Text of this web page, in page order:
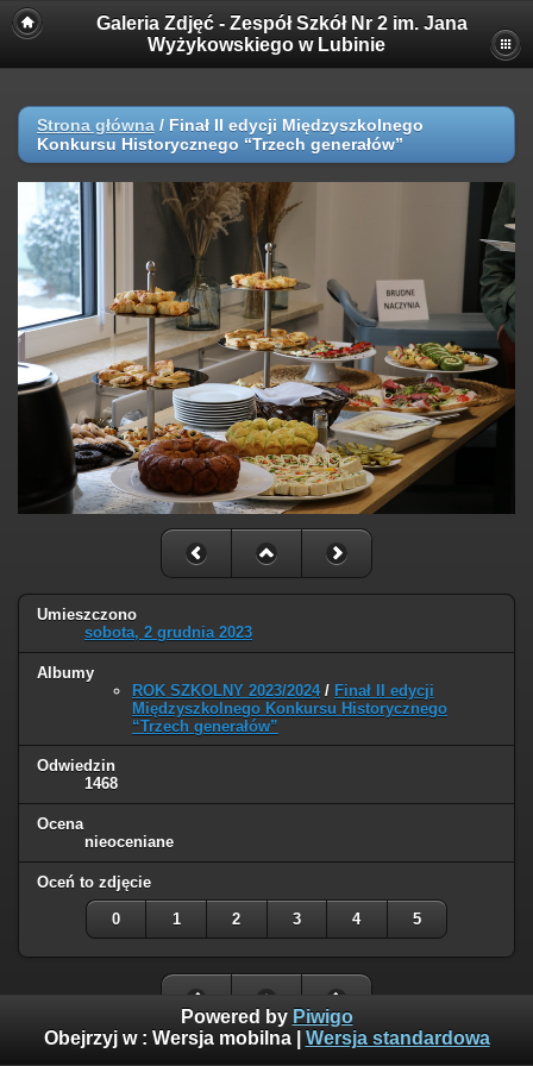
Galeria Zdjęć - Zespół Szkół Nr 2 im. Jana
Wyżykowskiego w Lubinie
Strona główna / Finał II edycji Międzyszkolnego
Konkursu Historycznego “Trzech generałów”
Umieszczono
sobota, 2 grudnia 2023
Albumy
ROK SZKOLNY 2023/2024/ Finał II edycji
Międzyszkolnego Konkursu Historycznego
“Trzech generałów”
Odwiedzin
1468
Ocena
nieoceniane
Oceń to zdjęcie
0 1 2 3 4 5
Powered by Piwigo
Obejrzyj w : Wersja mobilna| Wersja standardowa